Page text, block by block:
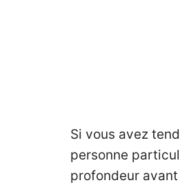
Si vous avez
personne
profondeur